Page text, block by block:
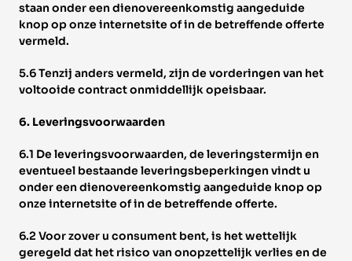
staan onder een dienovereenkomstig aangeduide
knop op onze internetsite of in de betreffende offerte
vermeld.
5.6 Tenzij anders vermeld, zijn de vorderingen van het
voltooide contract onmiddellijk opeisbaar.
6. Leveringsvoorwaarden
6.1 De leveringsvoorwaarden, de leveringstermijn en
eventueel bestaande leveringsbeperkingen vindt u
onder een dienovereenkomstig aangeduide knop op
onze internetsite of in de betreffende offerte.
6.2 Voor zover u consument bent, is het wettelijk
geregeld dat het risico van onopzettelijk verlies en de